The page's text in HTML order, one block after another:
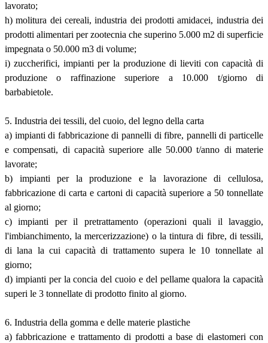
lavorato;
h) molitura dei cereali, industria dei prodotti amidacei, industria dei
prodotti alimentari per zootecnia che superino 5.000 m2 di superficie
impegnata o 50.000 m3 di volume;
i) zuccherifici, impianti per la produzione di lieviti con capacità di
produzione o raffinazione superiore a 10.000 t/giorno di
barbabietole.
5. Industria dei tessili, del cuoio, del legno della carta
a) impianti di fabbricazione di pannelli di fibre, pannelli di particelle
e compensati, di capacità superiore alle 50.000 t/anno di materie
lavorate;
b) impianti per la produzione e la lavorazione di cellulosa,
fabbricazione di carta e cartoni di capacità superiore a 50 tonnellate
al giorno;
c) impianti per il pretrattamento (operazioni quali il lavaggio,
l'imbianchimento, la mercerizzazione) o la tintura di fibre, di tessili,
di lana la cui capacità di trattamento supera le 10 tonnellate al
giorno;
d) impianti per la concia del cuoio e del pellame qualora la capacità
superi le 3 tonnellate di prodotto finito al giorno.
6. Industria della gomma e delle materie plastiche
a) fabbricazione e trattamento di prodotti a base di elastomeri con